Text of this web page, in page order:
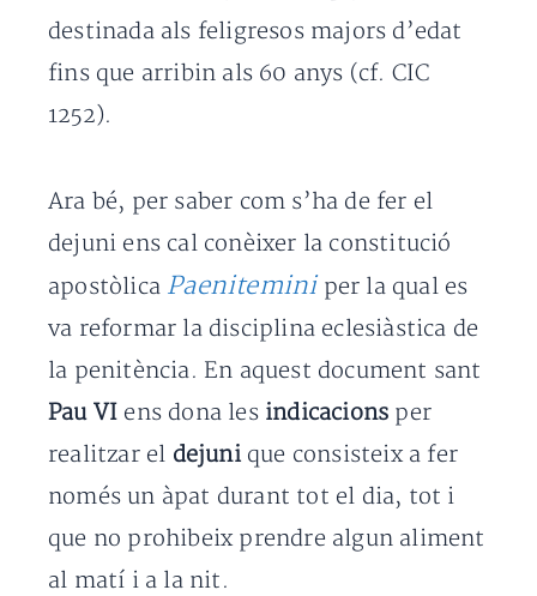
destinada als feligresos majors d’edat
fins que arribin als 60 anys (cf. CIC
1252).
Ara bé, per saber com s’ha de fer el
dejuni ens cal conèixer la constitució
apostòlica Paenitemini per la qual es
va reformar la disciplina eclesiàstica de
la penitència. En aquest document sant
Pau VI ens dona les indicacions per
realitzar el dejuni que consisteix a fer
només un àpat durant tot el dia, tot i
que no prohibeix prendre algun aliment
al matí i a la nit.